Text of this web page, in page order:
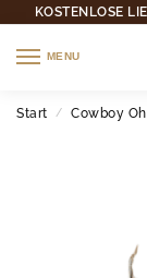
KOSTENLOSE
MENU
Start / Cowboy